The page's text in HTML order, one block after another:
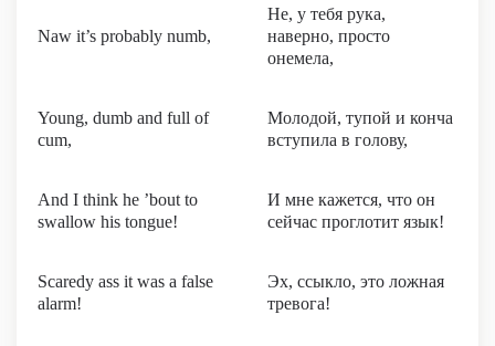
Naw it’s probably numb,
Не, у тебя рука,
наверно, просто
онемела,
Young, dumb and full of
cum,
Молодой, тупой и конча
вступила в голову,
And I think he ’bout to
swallow his tongue!
И мне кажется, что он
сейчас проглотит язык!
Scaredy ass it was a false
alarm!
Эх, ссыкло, это ложная
тревога!